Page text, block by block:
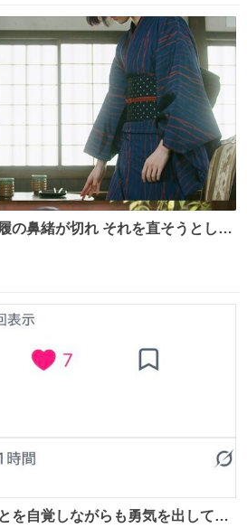
の鼻緒が切れ それを直そうとした
を自覚しながらも勇気を出して村